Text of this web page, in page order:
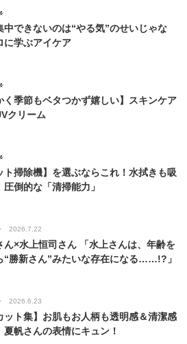
中できないのは“やる気”のせいじゃな
に学ぶアイケア
く季節もベタつかず嬉しい】スキンケア
クリーム
ト掃除機】を選ぶならこれ！水拭きも吸
圧倒的な「清掃能力」
2026.7.22
ん×水上恒司さん 「水上さんは、年齢を
“勝新さん”みたいな存在になる……!?」
2026.6.23
ット集】お肌もお人柄も透明感＆清潔感
夏帆さんの表情にキュン！